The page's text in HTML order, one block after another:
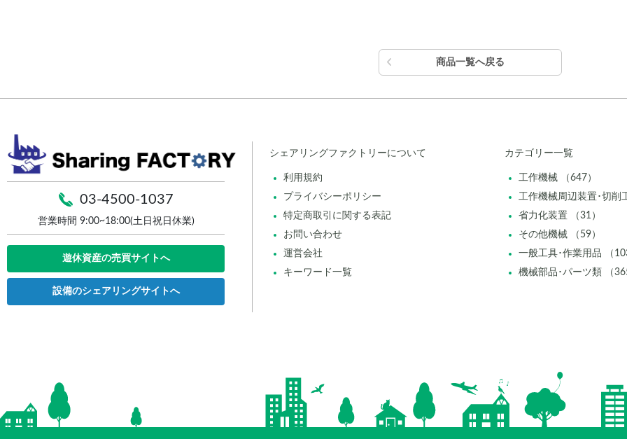
商品一覧へ戻る
03-4500-1037
営業時間 9:00~18:00(土日祝日休業)
遊休資産の売買サイトへ
設備のシェアリングサイトへ
シェアリングファクトリーについて
利用規約
プライバシーポリシー
特定商取引に関する表記
お問い合わせ
運営会社
キーワード一覧
カテゴリー一覧
工作機械 （647）
工作機械周辺装置･切削
省力化装置 （31）
その他機械 （59）
一般工具･作業用品 （
機械部品･パーツ類 （